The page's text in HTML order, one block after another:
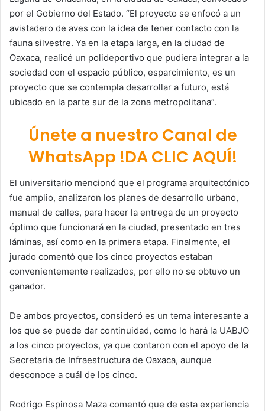
por el Gobierno del Estado. “El proyecto se enfocó a un
avistadero de aves con la idea de tener contacto con la
fauna silvestre. Ya en la etapa larga, en la ciudad de
Oaxaca, realicé un polideportivo que pudiera integrar a la
sociedad con el espacio público, esparcimiento, es un
proyecto que se contempla desarrollar a futuro, está
ubicado en la parte sur de la zona metropolitana”.
Únete a nuestro Canal de
WhatsApp !DA CLIC AQUÍ!
El universitario mencionó que el programa arquitectónico
fue amplio, analizaron los planes de desarrollo urbano,
manual de calles, para hacer la entrega de un proyecto
óptimo que funcionará en la ciudad, presentado en tres
láminas, así como en la primera etapa. Finalmente, el
jurado comentó que los cinco proyectos estaban
convenientemente realizados, por ello no se obtuvo un
ganador.
De ambos proyectos, consideró es un tema interesante a
los que se puede dar continuidad, como lo hará la UABJO
a los cinco proyectos, ya que contaron con el apoyo de la
Secretaria de Infraestructura de Oaxaca, aunque
desconoce a cuál de los cinco.
Rodrigo Espinosa Maza comentó que de esta experiencia